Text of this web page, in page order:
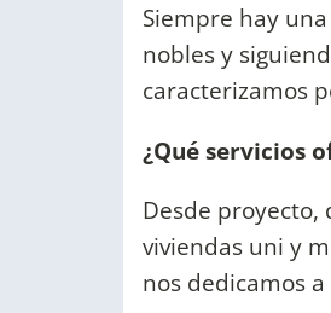
Siempre hay
nobles y
caracterizamos
¿Qué servicios
Desde proyecto,
viviendas uni y
nos dedicamos